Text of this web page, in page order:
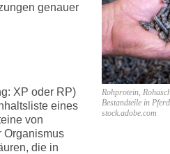
Rohprotein,
Bestandteile in
stock.adobe.com
genauer
XP oder RP)
eines
von
Organismus
die in